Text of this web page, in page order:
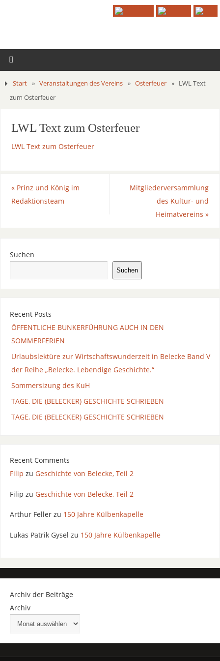
Start » Veranstaltungen des Vereins » Osterfeuer » LWL Text
zum Osterfeuer
LWL Text zum Osterfeuer
LWL Text zum Osterfeuer
«Prinz und König im
Redaktionsteam
Mitgliederversammlung
des Kultur- und
Heimatvereins»
Suchen
Suchen
Recent Posts
ÖFFENTLICHE BUNKERFÜHRUNG AUCH IN DEN
SOMMERFERIEN
Urlaubslektüre zur Wirtschaftswunderzeit in Belecke Band V
der Reihe „Belecke. Lebendige Geschichte.“
Sommersizung des KuH
TAGE, DIE (BELECKER) GESCHICHTE SCHRIEBEN
TAGE, DIE (BELECKER) GESCHICHTE SCHRIEBEN
Recent Comments
Filip zu Geschichte von Belecke, Teil 2
Filip zu Geschichte von Belecke, Teil 2
Arthur Fellerzu 150 Jahre Külbenkapelle
Lukas Patrik Gysel zu 150 Jahre Külbenkapelle
Archiv der Beiträge
Archiv